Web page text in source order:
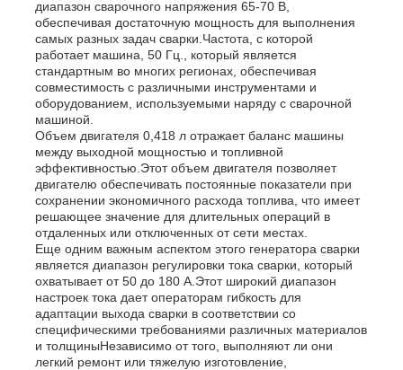
Отправить запрос
дизель-генераторная установка
бензиновый генератор
Инверторная генераторная установка
Портативный генераторный набор
Промышленная генераторная установка
диапазон сварочного напряжения 65-70 В,
обеспечивая достаточную мощность для выполнения
самых разных задач сварки.Частота, с которой
работает машина, 50 Гц., который является
стандартным во многих регионах, обеспечивая
совместимость с различными инструментами и
оборудованием, используемыми наряду с сварочной
машиной.
Объем двигателя 0,418 л отражает баланс машины
между выходной мощностью и топливной
эффективностью.Этот объем двигателя позволяет
двигателю обеспечивать постоянные показатели при
сохранении экономичного расхода топлива, что имеет
решающее значение для длительных операций в
отдаленных или отключенных от сети местах.
Еще одним важным аспектом этого генератора сварки
является диапазон регулировки тока сварки, который
охватывает от 50 до 180 А.Этот широкий диапазон
настроек тока дает операторам гибкость для
адаптации выхода сварки в соответствии со
специфическими требованиями различных материалов
и толщиныНезависимо от того, выполняют ли они
легкий ремонт или тяжелую изготовление,